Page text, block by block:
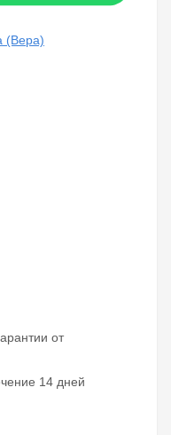
(Вера)
от
14 дней